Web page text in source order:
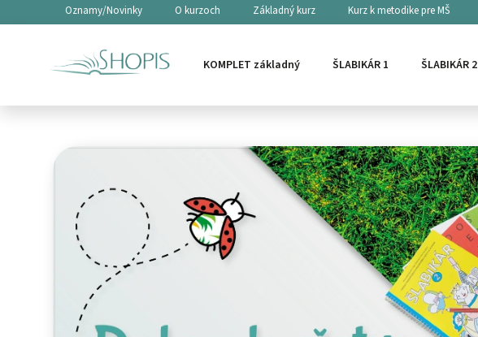
Oznamy/Novinky O kurzoch Základný kurz Kurz k metodike pre MŠ
KOMPLET základný ŠLABIKÁR 1 ŠLABIKÁR 2